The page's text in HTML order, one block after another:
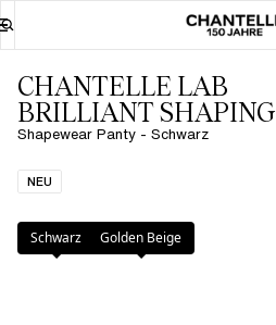
CHANTELLE LAB
BRILLIANT SHAPING
Shapewear Panty - Schwarz
NEU
Farbe: Schwarz
Schwarz Golden Beige